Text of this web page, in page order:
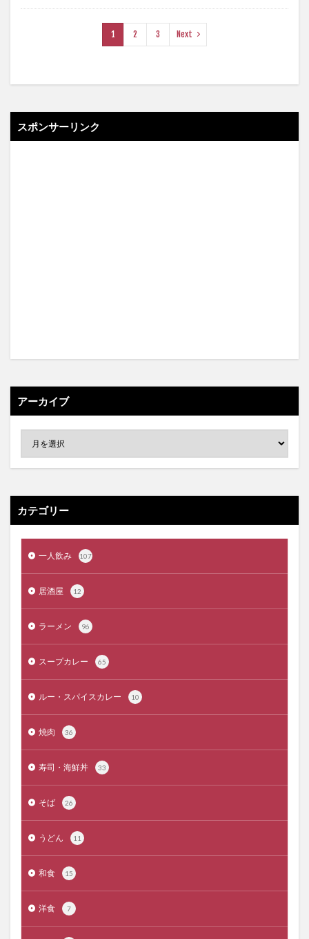
1 2 3 Next
スポンサーリンク
アーカイブ
カテゴリー
一人飲み 107
居酒屋 12
ラーメン 96
スープカレー 65
ルー・スパイスカレー 10
焼肉 36
寿司・海鮮丼 33
そば 26
うどん 11
和食 15
洋食 7